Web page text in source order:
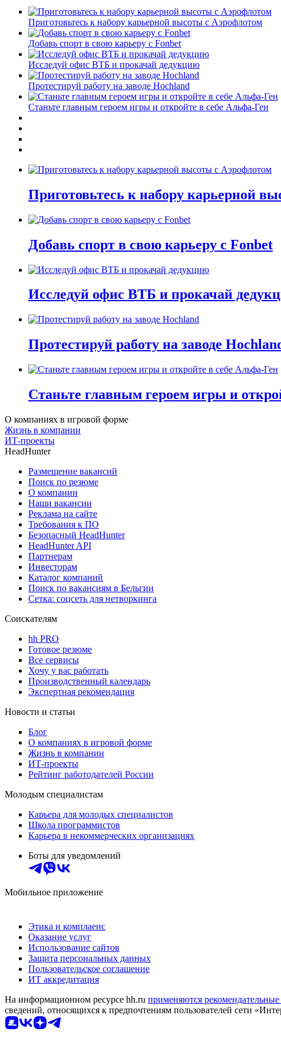
Приготовьтесь к набору карьерной высоты с Аэрофлотом
Добавь спорт в свою карьеру с Fonbet
Исследуй офис ВТБ и прокачай дедукцию
Протестируй работу на заводе Hochland
Станьте главным героем игры и откройте в себе Альфа-Ген
Приготовьтесь к набору карьерной
Добавь спорт в свою карьеру с Fonbet
Исследуй офис ВТБ и прокачай
Протестируй работу на заводе
Станьте главным героем игры и
О компаниях в игровой форме
Жизнь в компании
ИТ-проекты
HeadHunter
Размещение вакансий
Поиск по резюме
О компании
Наши вакансии
Реклама на сайте
Требования к ПО
Безопасный HeadHunter
HeadHunter API
Партнерам
Инвесторам
Каталог компаний
Поиск по вакансиям в Бельгии
Сетка: соцсеть для нетворкинга
Соискателям
hh PRO
Готовое резюме
Все сервисы
Хочу у вас работать
Производственный календарь
Экспертная рекомендация
Новости и статьи
Блог
О компаниях в игровой форме
Жизнь в компании
ИТ-проекты
Рейтинг работодателей России
Молодым специалистам
Карьера для молодых специалистов
Школа программистов
Карьера в некоммерческих организациях
Боты для уведомлений
Мобильное приложение
Этика и комплаенс
Оказание услуг
Использование сайтов
Защита персональных данных
Пользовательское соглашение
ИТ аккредитация
На информационном ресурсе hh.ru применяются рекомендательные
сведений, относящихся к предпочтениям пользователей сети